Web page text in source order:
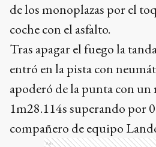
de los monoplazas por el
coche con el asfalto.
Tras apagar el fuego la
entró en la pista con
apoderó de la punta con un
1m28.114s superando por
compañero de equipo
Ads